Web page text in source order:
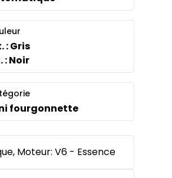
: Gris
: Noir
fourgonnette
Moteur: V6 - Essence